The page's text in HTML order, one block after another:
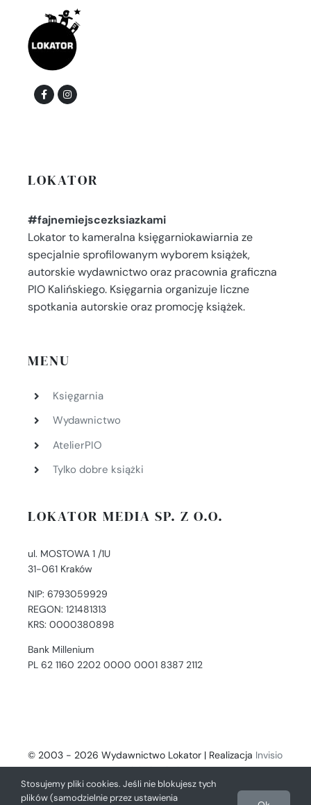
LOKATOR
#fajnemiejscezksiazkami
Lokator to kameralna księgarniokawiarnia ze
specjalnie sprofilowanym wyborem książek,
autorskie wydawnictwo oraz pracownia graficzna
PIO Kalińskiego. Księgarnia organizuje liczne
spotkania autorskie oraz promocję książek.
MENU
Księgarnia
Wydawnictwo
AtelierPIO
Tylko dobre książki
LOKATOR MEDIA SP. Z O.O.
ul. MOSTOWA 1 /1U
31-061 Kraków
NIP: 6793059929
REGON: 121481313
KRS: 0000380898
Bank Millenium
PL 62 1160 2202 0000 0001 8387 2112
© 2003 - 2026 Wydawnictwo Lokator | Realizacja Invisio
- Digital Solutions
Stosujemy pliki cookies. Jeśli nie blokujesz tych
plików (samodzielnie przez ustawienia